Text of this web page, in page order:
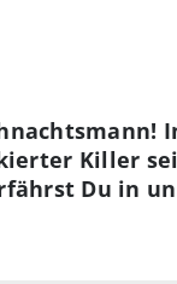
Killer
Du in